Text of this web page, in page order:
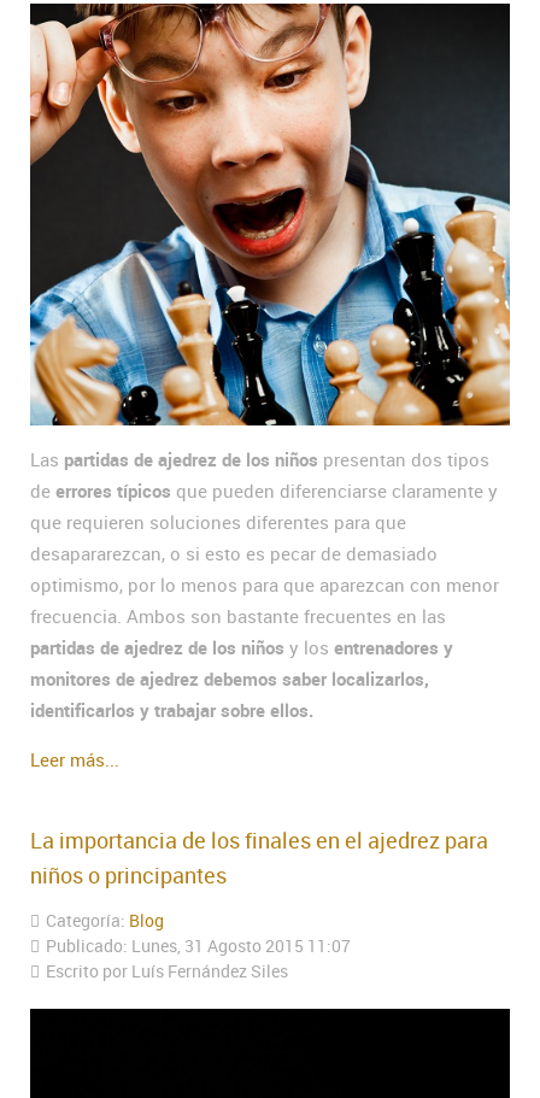
Las partidas de ajedrez de los niños presentan dos tipos
de errores típicos que pueden diferenciarse claramente y
que requieren soluciones diferentes para que
desapararezcan, o si esto es pecar de demasiado
optimismo, por lo menos para que aparezcan con menor
frecuencia. Ambos son bastante frecuentes en las
partidas de ajedrez de los niños y los entrenadores y
monitores de ajedrez debemos saber localizarlos,
identificarlos y trabajar sobre ellos.
Leer más...
La importancia de los finales en el ajedrez para
niños o principantes
Categoría: Blog
Publicado: Lunes, 31 Agosto 2015 11:07
Escrito por Luís Fernández Siles